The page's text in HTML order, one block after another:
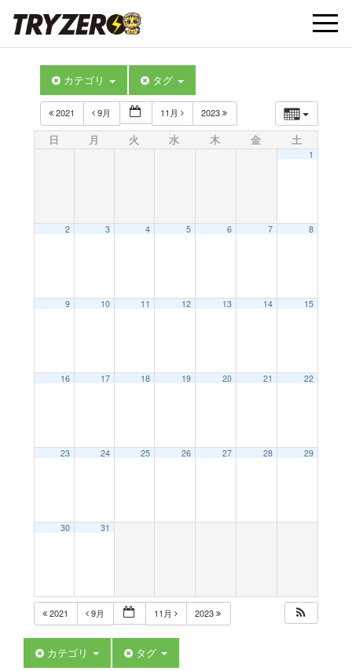
t
カテゴリ タグ
2021 9月 11月 2023
日 月 火 水 木 金 土
1
2 3 4 5 6 7 8
9 10 11 12 13 14 15
16 17 18 19 20 21 22
23 24 25 26 27 28 29
30 31
2021 9月 11月 2023
カテゴリ タグ